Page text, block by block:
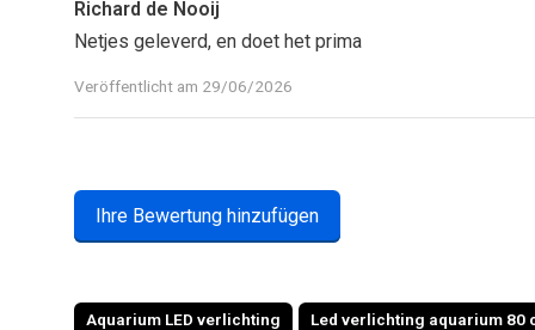
Richard de Nooij
Netjes geleverd, en doet het prima
Veröffentlicht am 29/06/2026
Ihre Bewertung hinzufügen
Aquarium LED verlichting Led verlichting aquarium 80